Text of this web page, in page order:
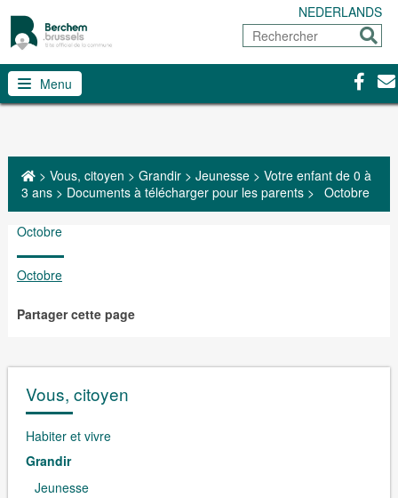
NEDERLANDS
Rechercher
Menu
> Vous, citoyen > Grandir> Jeunesse> Votre enfant de 0 à
3 ans> Documents à télécharger pour les parents> Octobre
Octobre
Octobre
Partager cette page
Vous, citoyen
Habiter et vivre
Grandir
Jeunesse